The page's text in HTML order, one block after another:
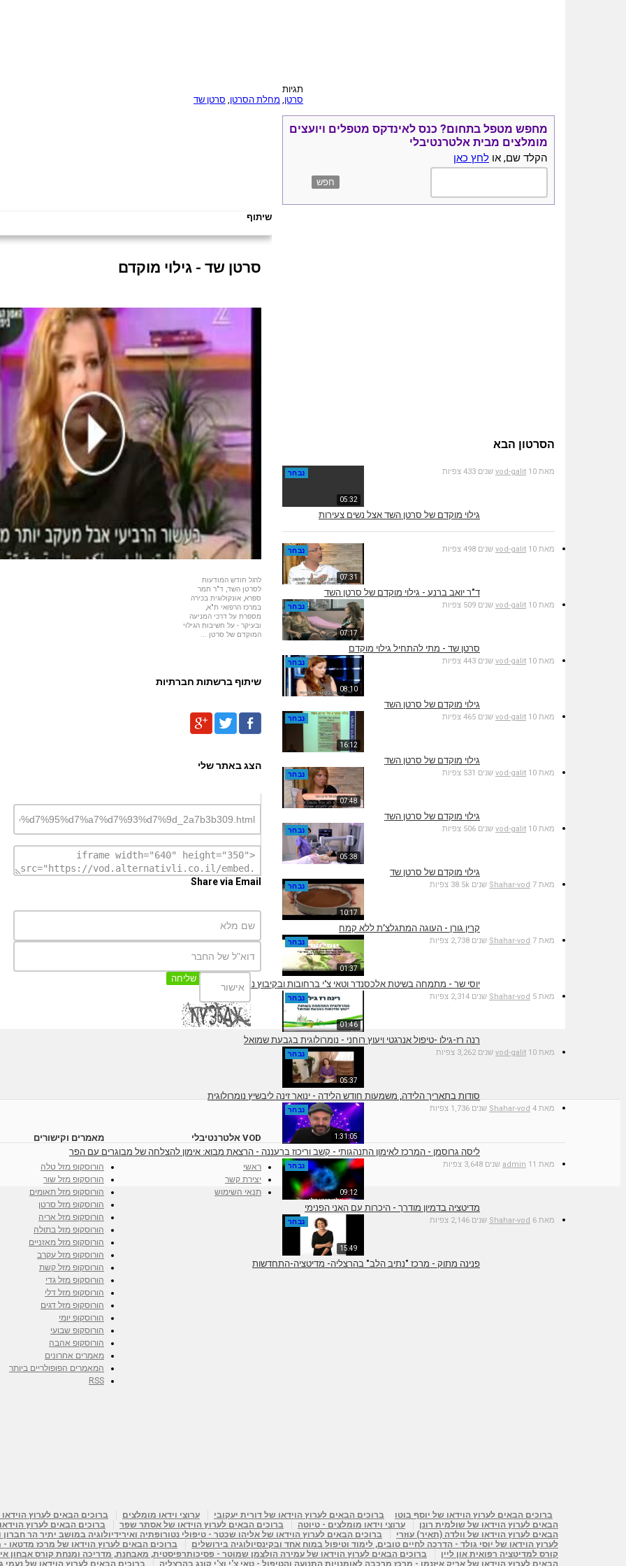
תגיות
סרטן מחלת הסרטן סרטן שד
מחפש מטפל בתחום? כנס לאינדקס מטפלים ויועצים
מומלצים מבית אלטרנטיבלי
הקלד שם, או לחץ כאן
הסרטון הבא
05:32
נבחר
גילוי מוקדם של סרטן השד אצל נשים צעירות
מאת vod-galit 10 שנים 433 צפיות
07:31
נבחר
ד"ר יואב ברנע - גילוי מוקדם של סרטן השד
מאת vod-galit 10 שנים 498 צפיות
07:17
נבחר
סרטן שד - מתי להתחיל גילוי מוקדם
מאת vod-galit 10 שנים 509 צפיות
08:10
נבחר
גילוי מוקדם של סרטן השד
מאת vod-galit 10 שנים 443 צפיות
16:12
נבחר
גילוי מוקדם של סרטן השד
מאת vod-galit 10 שנים 465 צפיות
07:48
נבחר
גילוי מוקדם של סרטן השד
מאת vod-galit 10 שנים 531 צפיות
05:38
נבחר
גילוי מוקדם של סרטן שד
מאת vod-galit 10 שנים 506 צפיות
10:17
נבחר
קרין גורן - העוגה המתגלצ’ת ללא קמח
מאת Shahar-vod 7 שנים 38.5k צפיות
01:37
נבחר
יוסי שר - מתמחה בשיטת אלכסנדר וטאי צ'י ברחובות ובקיבוץ נען
מאת Shahar-vod 7 שנים 2,738 צפיות
01:46
נבחר
רנה רז-גילו -טיפול אנרגטי ויעוץ רוחני - נומרולוגית בגבעת שמואל
מאת Shahar-vod 5 שנים 2,314 צפיות
05:37
נבחר
סודות בתאריך הלידה, משמעות חודש הלידה - ינואר זינה ליבשיץ נומרולוגית
מאת vod-galit 10 שנים 3,262 צפיות
1:31:05
נבחר
ליסה גרוסמן - המרכז לאימון התנהגותי - קשב וריכוז ברעננה - הרצאת מבוא: אימון להצלחה של מבוגרים עם הפר
מאת Shahar-vod 4 שנים 1,736 צפיות
09:12
נבחר
מדיטציה בדמיון מודרך - היכרות עם האני הפנימי
מאת admin 11 שנים 3,648 צפיות
15:49
נבחר
פנינה מתוק - מרכז "נתיב הלב" בהרצליה- מדיטציה-התחדשות
מאת Shahar-vod 6 שנים 2,146 צפיות
השמעה
שיתוף
סרטן שד - גילוי מוקדם
לרגל חודש המודעות
לסרטן השד, ד"ר תמר
ספרא, אונקולוגית בכירה
במרכז הרפואי ת"א,
מספרת על דרכי המניעה
ובעיקר - על חשיבות הגילוי
המוקדם של סרטן ...
שיתוף ברשתות חברתיות
הצג באתר שלי
Share via Email
שליחה
VOD אלטרנטיבלי
ראשי
יצירת קשר
תנאי השימוש
מאמרים וקישורים
הורוסקופ מזל טלה
הורוסקופ מזל שור
הורוסקופ מזל תאומים
הורוסקופ מזל סרטן
הורוסקופ מזל אריה
הורוסקופ מזל בתולה
הורוסקופ מזל מאזניים
הורוסקופ מזל עקרב
הורוסקופ מזל קשת
הורוסקופ מזל גדי
הורוסקופ מזל דלי
הורוסקופ מזל דגים
הורוסקופ יומי
הורוסקופ שבועי
הורוסקופ אהבה
מאמרים אחרונים
המאמרים הפופולריים ביותר
RSS
ברוכים הבאים לערוץ הוידאו של יוסף בוטו ברוכים הבאים לערוץ הוידאו של דורית יעקובי ערוצי וידאו מומלצים
ברוכים הבאים לערוץ
הבאים לערוץ הוידאו של שולמית רונן
ערוצי וידאו מומלצים - טיוטה ברוכים הבאים לערוץ הוידאו של אסתר שפר
ברוכים הבאים לערוץ
הבאים לערוץ הוידאו של וולדה (תאיר) עוזרי
ברוכים הבאים לערוץ הוידאו של אליהו שכטר - טיפולי נטורופתיה ואירידיולוגיה במושב יתיר הר חברון
לערוץ הוידאו של יוסי גולד - הדרכה לחיים טובים, לימוד וטיפול במוח אחד ובקינסיולוגיה בירושלים
ברוכים הבאים לערוץ הוידאו של מרכז מדטאו -
קורס למדיטציה רפואית און ליין
ברוכים הבאים לערוץ הוידאו של עמירה הולצמן שמוטר - פסיכותרפיסטית, מאבחנת, מדריכה ומנחת קורס אבחון
הבאים לערוץ הוידאו של אריק איזנמן - מרכז מרכבה לאומנויות התנועה והטיפול - טאי צ'י וצ'י קונג בהרצליה
ברוכים הבאים לערוץ הוידאו של